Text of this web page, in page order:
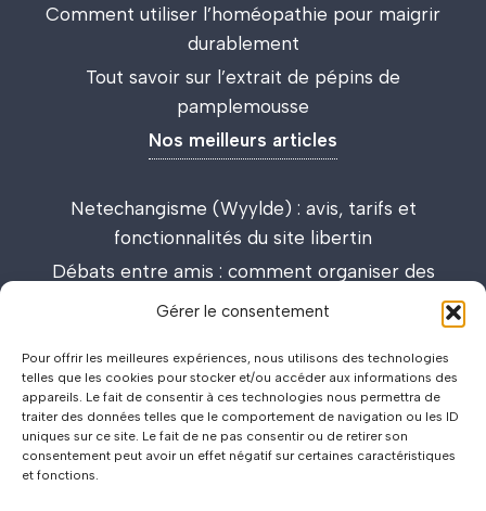
Gérer le consentement
Pour offrir les meilleures expériences, nous utilisons des technologies
telles que les cookies pour stocker et/ou accéder aux informations des
appareils. Le fait de consentir à ces technologies nous permettra de
traiter des données telles que le comportement de navigation ou les ID
uniques sur ce site. Le fait de ne pas consentir ou de retirer son
consentement peut avoir un effet négatif sur certaines caractéristiques
et fonctions.
Comment utiliser l’homéopathie pour maigrir
durablement
Tout savoir sur l’extrait de pépins de
pamplemousse
Nos meilleurs articles
Netechangisme (Wyylde) : avis, tarifs et
fonctionnalités du site libertin
Débats entre amis : comment organiser des
discussions passionnantes et enrichissantes
Lieux de drague : carte interactive et guide des
meilleurs spots